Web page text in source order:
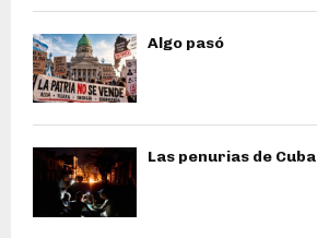
Algo pasó
Las penurias de Cuba